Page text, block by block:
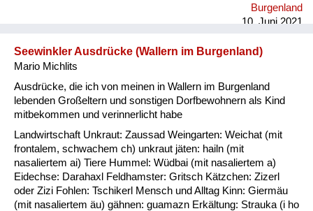
Burgenland
10. Juni 2021
Seewinkler Ausdrücke (Wallern im Burgenland)
Mario Michlits
Ausdrücke, die ich von meinen in Wallern im Burgenland
lebenden Großeltern und sonstigen Dorfbewohnern als Kind
mitbekommen und verinnerlicht habe
Landwirtschaft Unkraut: Zaussad Weingarten: Weichat (mit
frontalem, schwachem ch) unkraut jäten: hailn (mit
nasaliertem ai) Tiere Hummel: Wüdbai (mit nasaliertem a)
Eidechse: Darahaxl Feldhamster: Gritsch Kätzchen: Zizerl
oder Zizi Fohlen: Tschikerl Mensch und Alltag Kinn: Giermäu
(mit nasaliertem äu) gähnen: guamazn Erkältung: Strauka (i ho